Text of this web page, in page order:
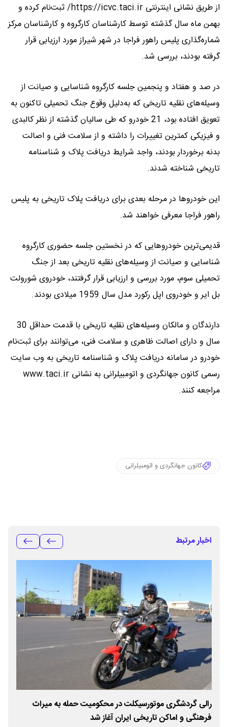
از طریق نشانی اینترنتی https://icvc.taci.ir/ ثبت‌نام کرده و
بهمن ماه سال گذشته توسط کارشناسان کارگروه و کارشناسان مرکز
شماره‌گذاری پلیس راهور فراجا در شهر شیراز مورد ارزیابی قرار
گرفته بودند، بررسی شد.
در صد و هفتاد و پنجمین جلسه کارگروه شناسایی و صیانت از
وسیله‌های نقلیه تاریخی که به‌دلیل وقوع جنگ تحمیلی تاکنون به
تعویق افتاده بود، 21 خودرو که طی سالیان گذشته از نظر کالبدی
و فیزیکی کمترین تغییرات را داشته و از سلامت فنی و اصالت
بدنه برخوردار بودند، واجد شرایط دریافت پلاک و شناسنامه
تاریخی شناخته شدند.
این خودروها در مرحله بعدی برای دریافت پلاک تاریخی به پلیس
راهور فراجا معرفی خواهند شد.
قدیمی‌ترین خودروهایی که در نخستین جلسه حضوری کارگروه
شناسایی و صیانت از وسیله‌های نقلیه تاریخی بعد از جنگ
تحمیلی سوم، مورد بررسی و ارزیابی قرار گرفتند، خودروی شورولت
بل ایر و خودروی اپل رکورد مدل سال 1959 میلادی بودند.
دارندگان و مالکان وسیله‌های نقلیه تاریخی با قدمت حداقل 30
سال و دارای اصالت ظاهری و سلامت فنی، می‌توانند برای ثبت‌نام
خودرو در سامانه دریافت پلاک و شناسنامه تاریخی به وب سایت
رسمی کانون جهانگردی و اتومبیلرانی به نشانی www.taci.ir
مراجعه کنند.
کانون جهانگردی و اتومبیلرانی
اخبار مرتبط
رالی گردشگری موتورسیکلت در محکومیت حمله به میراث
فرهنگی و اماکن تاریخی ایران آغاز شد